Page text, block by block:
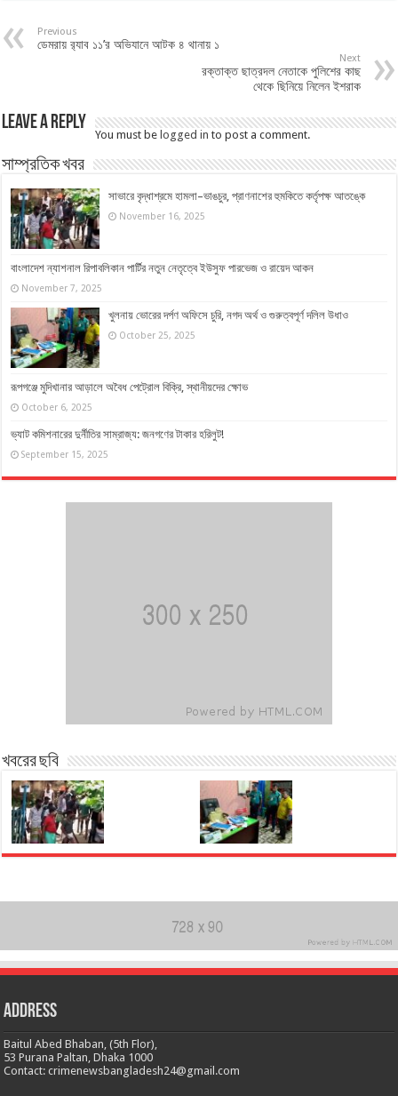
Previous
ডেমরায় র‌্যাব ১১’র অভিযানে আটক ৪ থানায় ১
Next
রক্তাক্ত ছাত্রদল নেতাকে পুলিশের কাছ
থেকে ছিনিয়ে নিলেন ইশরাক
Leave a Reply
You must be logged in to post a comment.
সাম্প্রতিক খবর
সাভারে বৃদ্ধাশ্রমে হামলা–ভাঙচুর, প্রাণনাশের হুমকিতে কর্তৃপক্ষ আতঙ্কে
November 16, 2025
বাংলাদেশ ন্যাশনাল রিপাবলিকান পার্টির নতুন নেতৃত্বে ইউসুফ পারভেজ ও রায়েদ আকন
November 7, 2025
খুলনায় ভোরের দর্পণ অফিসে চুরি, নগদ অর্থ ও গুরুত্বপূর্ণ দলিল উধাও
October 25, 2025
রূপগঞ্জে মুদিখানার আড়ালে অবৈধ পেট্রোল বিক্রি, স্থানীয়দের ক্ষোভ
October 6, 2025
ভ্যাট কমিশনারের দুর্নীতির সাম্রাজ্য: জনগণের টাকার হরিলুট!
September 15, 2025
খবরের ছবি
Address
Baitul Abed Bhaban, (5th Flor),
53 Purana Paltan, Dhaka 1000
Contact: crimenewsbangladesh24@gmail.com